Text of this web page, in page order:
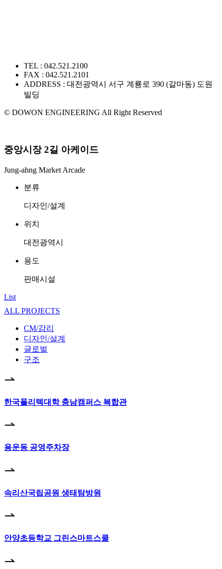
TEL : 042.521.2100
FAX : 042.521.2101
ADDRESS : 대전광역시 서구 계룡로 390 (갈마동) 도원
빌딩
© DOWON ENGINEERING All Right Reserved
중앙시장 2길 아케이드
Jung-ahng Market Arcade
분류
디자인/설계
위치
대전광역시
용도
판매시설
List
ALL PROJECTS
CM/감리
디자인/설계
글로벌
구조
한국폴리텍대학 충남캠퍼스 복합관
용운동 공영주차장
속리산국립공원 생태탐방원
안양초등학교 그린스마트스쿨